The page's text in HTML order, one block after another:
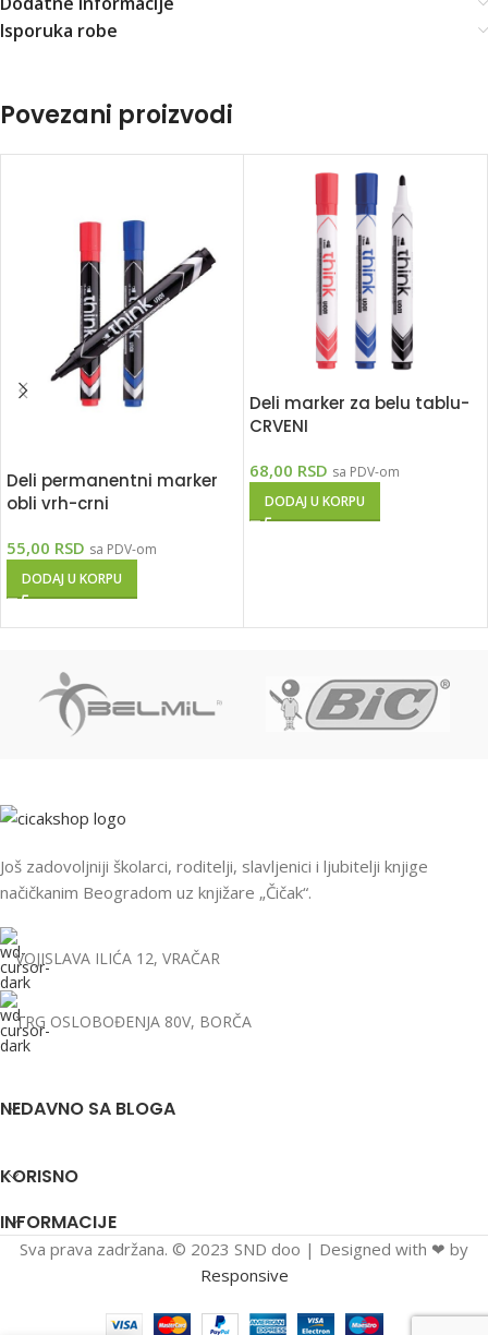
Isporuka robe
Povezani proizvodi
Deli permanentni marker
obli vrh-crni
55,00 RSD sa PDV-om
DODAJ U KORPU
Deli marker za belu tablu-
CRVENI
68,00 RSD sa PDV-om
DODAJ U KORPU
Još zadovoljniji školarci, roditelji, slavljenici i ljubitelji knjige
načičkanim Beogradom uz knjižare „Čičak“.
VOJISLAVA ILIĆA 12, VRAČAR
TRG OSLOBOĐENJA 80V, BORČA
NEDAVNO SA BLOGA
KORISNO
INFORMACIJE
Sva prava zadržana. © 2023 SND doo | Designed with ❤ by
Responsive